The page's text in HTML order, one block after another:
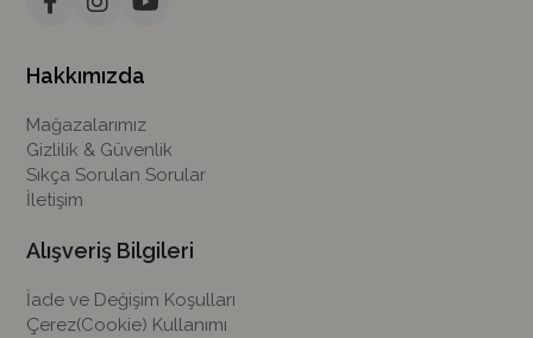
Hakkımızda
Mağazalarımız
Gizlilik & Güvenlik
Sıkça Sorulan Sorular
İletişim
Alışveriş Bilgileri
İade ve Değişim Koşulları
Çerez(Cookie) Kullanımı